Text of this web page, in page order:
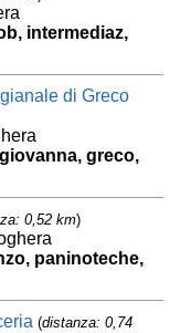
intermediaz,
di Greco
greco,
0,52 km)
paninoteche,
(distanza: 0,74